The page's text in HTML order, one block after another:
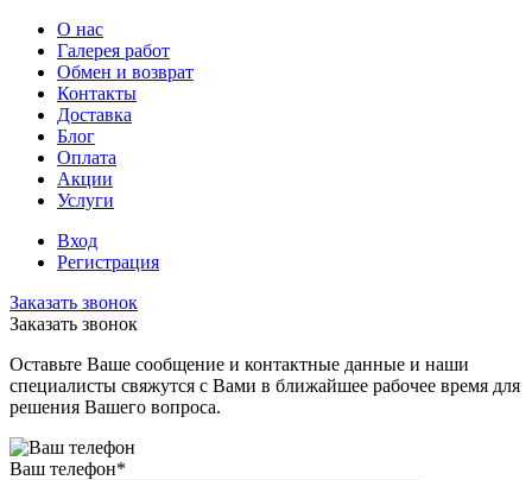
О нас
Галерея работ
Обмен и возврат
Контакты
Доставка
Блог
Оплата
Акции
Услуги
Вход
Регистрация
Заказать звонок
Заказать звонок
Оставьте Ваше сообщение и контактные данные и наши
специалисты свяжутся с Вами в ближайшее рабочее время для
решения Вашего вопроса.
Ваш телефон*